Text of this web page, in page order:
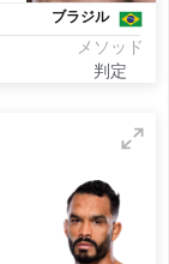
ブラジル
メソッド
判定